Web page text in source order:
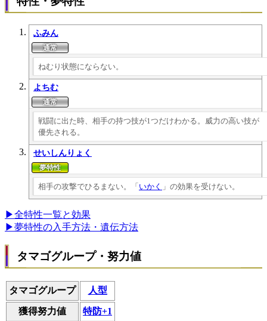
ふみん
ねむり状態にならない。
よちむ
戦闘に出た時、相手の持つ技が1つだけわかる。威力の高い技が
優先される。
せいしんりょく
相手の攻撃でひるまない。「いかく 」の効果を受けない。
▶全特性一覧と効果
▶夢特性の入手方法・遺伝方法
タマゴグループ・努力値
タマゴグループ 人型
獲得努力値 特防+1